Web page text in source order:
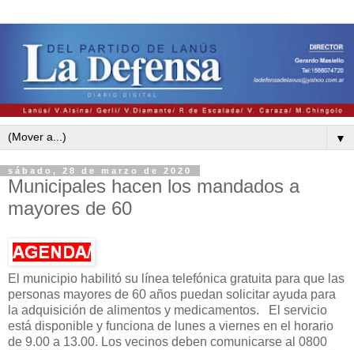
▼
sábado, 28 de marzo de 2020
Municipales hacen los mandados a
mayores de 60
El municipio habilitó su línea telefónica gratuita para que las
personas mayores de 60 años puedan solicitar ayuda para
la adquisición de alimentos y medicamentos. El servicio
está disponible y funciona de lunes a viernes en el horario
de 9.00 a 13.00. Los vecinos deben comunicarse al 0800